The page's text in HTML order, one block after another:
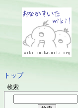
トップ
検索